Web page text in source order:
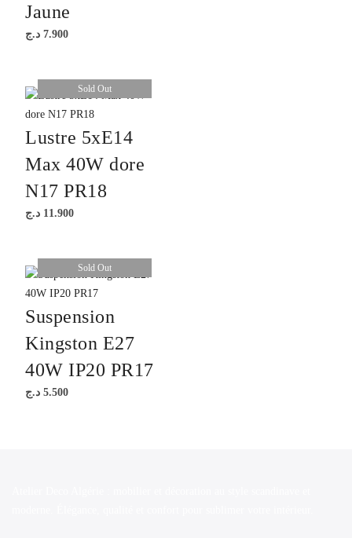
Jaune
7.900 د.ج
Sold Out
Lustre 5xE14
Max 40W dore
N17 PR18
11.900 د.ج
Sold Out
Suspension
Kingston E27
40W IP20 PR17
5.500 د.ج